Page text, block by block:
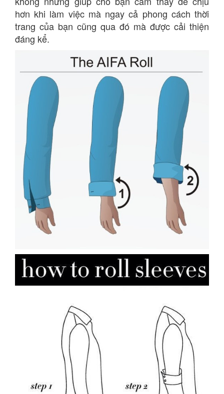
hơn khi làm việc mà ngay cả phong cách thời
trang của bạn cũng qua đó mà được cải thiện
đáng kể.